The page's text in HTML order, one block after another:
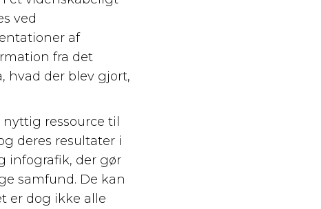
ved
af
fra det
hvad der blev gjort,
ressource til
deres resultater i
infografik, der gør
samfund. De kan
er dog ikke alle